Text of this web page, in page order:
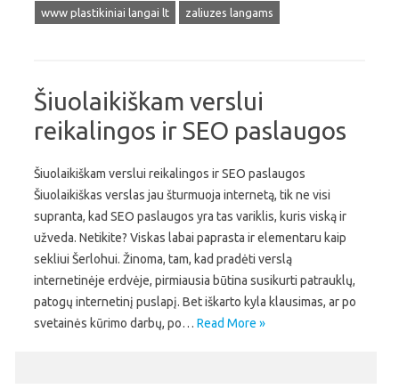
www plastikiniai langai lt
zaliuzes langams
Šiuolaikiškam verslui
reikalingos ir SEO paslaugos
Šiuolaikiškam verslui reikalingos ir SEO paslaugos
Šiuolaikiškas verslas jau šturmuoja internetą, tik ne visi
supranta, kad SEO paslaugos yra tas variklis, kuris viską ir
užveda. Netikite? Viskas labai paprasta ir elementaru kaip
sekliui Šerlohui. Žinoma, tam, kad pradėti verslą
internetinėje erdvėje, pirmiausia būtina susikurti patrauklų,
patogų internetinį puslapį. Bet iškarto kyla klausimas, ar po
svetainės kūrimo darbų, po… Read More »